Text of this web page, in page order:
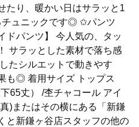
たり、暖かい日はサラッと1
チュニックです◎ ✩パンツ
ドパンツ】 今人気の、タッ
サラッとした素材で落ち感
たシルエットで動きやす
も◎ 着用サイズ トップス
65丈） /杢チャコール アイ
)またはその横にある「新鎌
と新鎌ヶ谷店スタッフの他の